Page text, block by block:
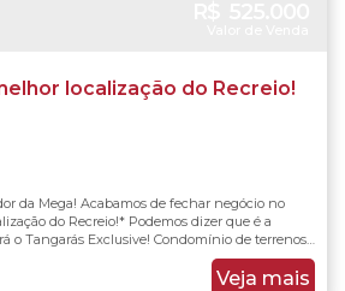
localização do Recreio!
da Mega! Acabamos de fechar negócio no
do Recreio!* Podemos dizer que é a
Exclusive! Condomínio de terrenos
unidades,( A PREÇO DE CUSTO )* Antes do pré
de 180m² Localização privilegiada! Uma
Veja mais